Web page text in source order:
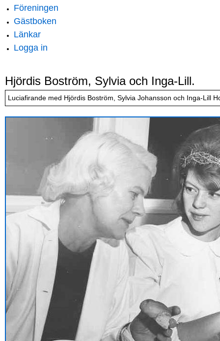
Föreningen
Gästboken
Länkar
Logga in
Hjördis Boström, Sylvia och Inga-Lill.
Luciafirande med Hjördis Boström, Sylvia Johansson och Inga-Lill